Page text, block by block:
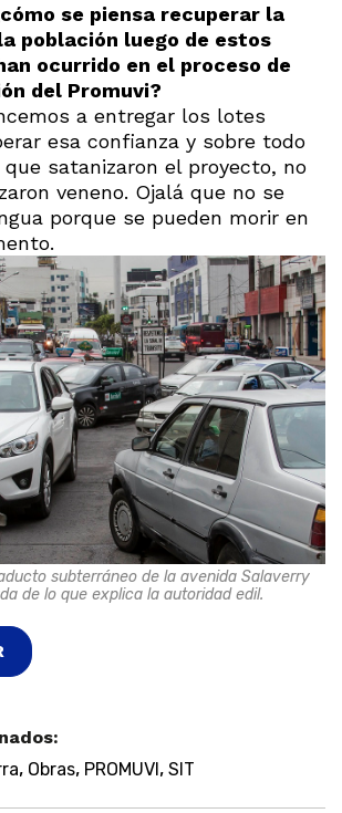
se piensa recuperar la
población luego de estos
ocurrido en el proceso de
del Promuvi?
a entregar los lotes
esa confianza y sobre todo
satanizaron el proyecto, no
veneno. Ojalá que no se
porque se pueden morir en
subterráneo de la avenida Salaverry
de lo que explica la autoridad edil.
, Obras, PROMUVI, SIT